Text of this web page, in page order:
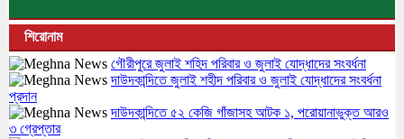
শিরোনাম
গৌরীপুরে জুলাই শহিদ পরিবার ও জুলাই যোদ্ধাদের সংবর্ধনা
দাউদকান্দিতে জুলাই শহীদ পরিবার ও জুলাই যোদ্ধাদের সংবর্ধনা
প্রদান
দাউদকান্দিতে ৫২ কেজি গাঁজাসহ আটক ১, পরোয়ানাভুক্ত আরও
৩ গ্রেপ্তার